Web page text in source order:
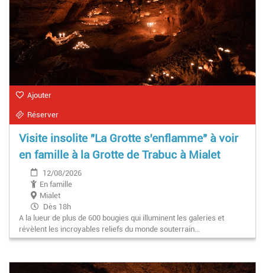
Ajouter
Réserver
Visite insolite "La Grotte s’enflamme" à voir
en famille à la Grotte de Trabuc à Mialet
12/08/2026
En famille
Mialet
Dès 18h
A la lueur de plus de 600 bougies qui illuminent les galeries et
révèlent les incroyables reliefs du monde souterrain…